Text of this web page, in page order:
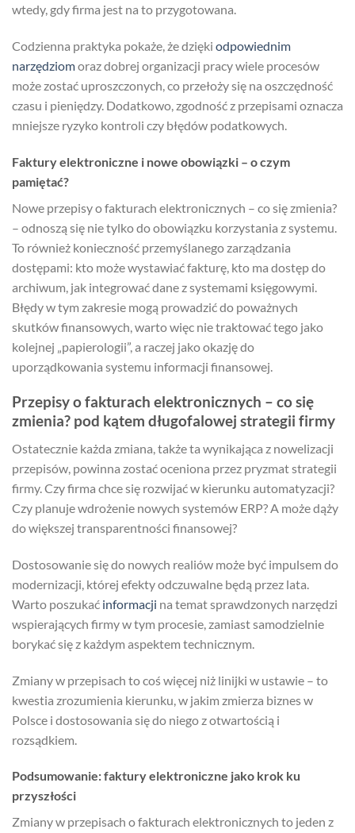
wtedy, gdy firma jest na to przygotowana.
Codzienna praktyka pokaże, że dzięki odpowiednim
narzędziomoraz dobrej organizacji pracy wiele procesów
może zostać uproszczonych, co przełoży się na oszczędność
czasu i pieniędzy. Dodatkowo, zgodność z przepisami oznacza
mniejsze ryzyko kontroli czy błędów podatkowych.
Faktury elektroniczne i nowe obowiązki – o czym
pamiętać?
Nowe przepisy o fakturach elektronicznych – co się zmienia?
– odnoszą się nie tylko do obowiązku korzystania z systemu.
To również konieczność przemyślanego zarządzania
dostępami: kto może wystawiać fakturę, kto ma dostęp do
archiwum, jak integrować dane z systemami księgowymi.
Błędy w tym zakresie mogą prowadzić do poważnych
skutków finansowych, warto więc nie traktować tego jako
kolejnej „papierologii”, a raczej jako okazję do
uporządkowania systemu informacji finansowej.
Przepisy o fakturach elektronicznych – co się
zmienia? pod kątem długofalowej strategii firmy
Ostatecznie każda zmiana, także ta wynikająca z nowelizacji
przepisów, powinna zostać oceniona przez pryzmat strategii
firmy. Czy firma chce się rozwijać w kierunku automatyzacji?
Czy planuje wdrożenie nowych systemów ERP? A może dąży
do większej transparentności finansowej?
Dostosowanie się do nowych realiów może być impulsem do
modernizacji, której efekty odczuwalne będą przez lata.
Warto poszukać informacji na temat sprawdzonych narzędzi
wspierających firmy w tym procesie, zamiast samodzielnie
borykać się z każdym aspektem technicznym.
Zmiany w przepisach to coś więcej niż linijki w ustawie – to
kwestia zrozumienia kierunku, w jakim zmierza biznes w
Polsce i dostosowania się do niego z otwartością i
rozsądkiem.
Podsumowanie: faktury elektroniczne jako krok ku
przyszłości
Zmiany w przepisach o fakturach elektronicznych to jeden z